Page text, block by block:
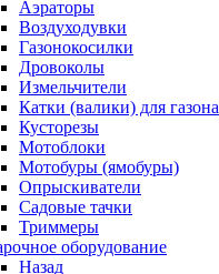
Аэраторы
Воздуходувки
Газонокосилки
Дровоколы
Измельчители
Катки (валики) для газона
Кусторезы
Мотоблоки
Мотобуры (ямобуры)
Опрыскиватели
Садовые тачки
Триммеры
оборудование
Назад